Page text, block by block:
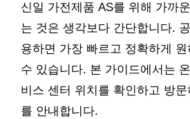
신일 가전제품 AS를 위해 가까
는 것은 생각보다 간단합니다.
용하면 가장 빠르고 정확하게
수 있습니다. 본 가이드에서는
비스 센터 위치를 확인하고 방
를 안내합니다.